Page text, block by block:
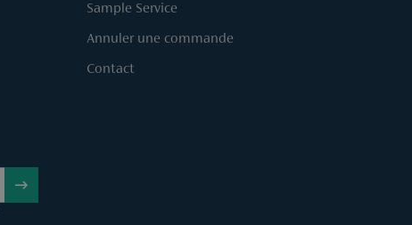
Sample Service
Annuler une commande
Contact